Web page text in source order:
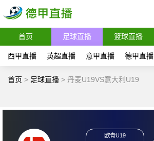
首页 足球直播 篮球直播
西甲直播 英超直播 意甲直播 德甲直播
首页 > 足球直播 > 丹麦U19VS意大利U19